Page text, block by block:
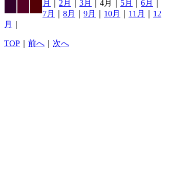
月 2月 3月 ｜4月｜ 5月 6月
7月
8月 9月 10月 11月
12
月
TOP 前へ 次へ